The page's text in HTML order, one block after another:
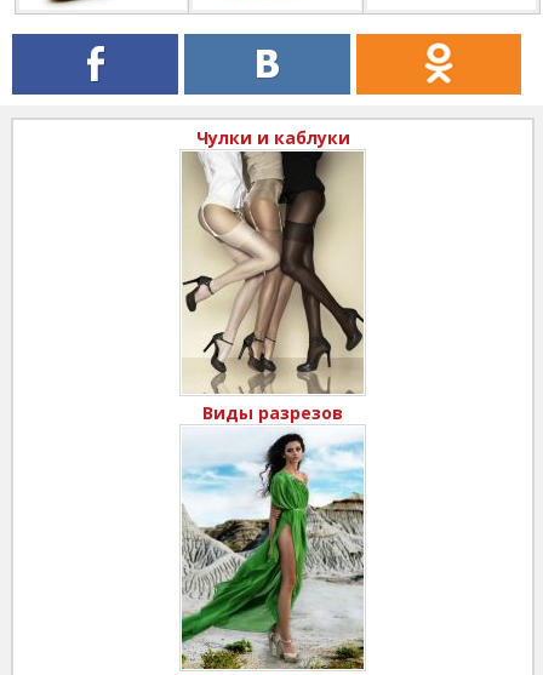
Чулки и каблуки
Виды разрезов